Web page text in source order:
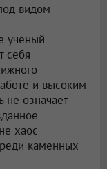
видом
ученый
себя
и высоким
не означает
хаос
каменных